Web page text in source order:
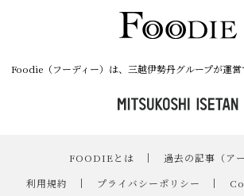
Foodie（フーディー）は、三越伊勢丹グループが運営
FOODIEとは ｜
過去の記事（ア
｜
利用規約 ｜ プライバシーポリシー ｜